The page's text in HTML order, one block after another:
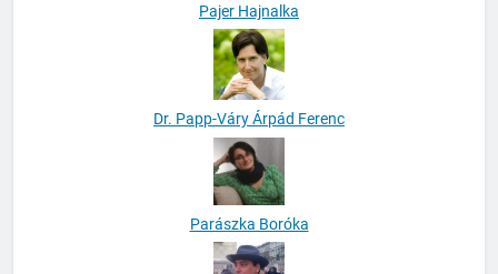
Pajer Hajnalka
Dr. Papp-Váry Árpád Ferenc
Parászka Boróka